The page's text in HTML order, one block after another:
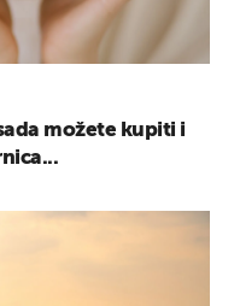
možete kupiti i